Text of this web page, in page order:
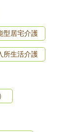
型居宅介護
所生活介護